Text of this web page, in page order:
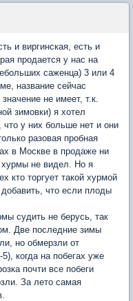
и виргинская, есть и
продается у нас на
саженца) 3 или 4
название сейчас
не имеет, т.к.
зимовки) я хотел
что у них больше нет и они
разовая пробная
в Москве в продаже ни
хурмы не видел. Но я
кто торгует такой хурмой
что если плоды
судить не берусь, так
Две последние зимы
но обмерзли от
когда на побегах уже
почти все побеги
За лето самая